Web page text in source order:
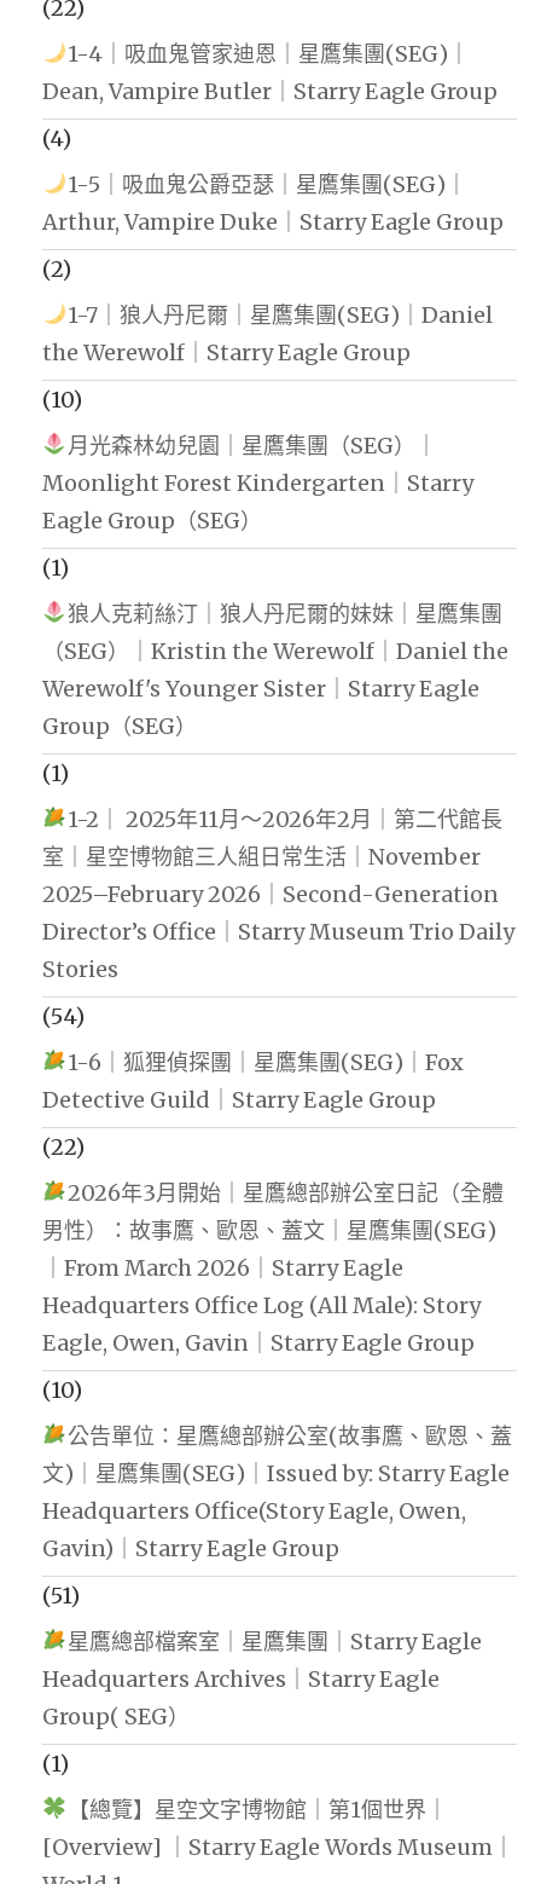
(22)
1-4｜吸血鬼管家迪恩｜星鷹集團(SEG)｜
Dean, Vampire Butler｜Starry Eagle Group
(4)
1-5｜吸血鬼公爵亞瑟｜星鷹集團(SEG)｜
Arthur, Vampire Duke｜Starry Eagle Group
(2)
1-7｜狼人丹尼爾｜星鷹集團(SEG)｜Daniel
the Werewolf｜Starry Eagle Group
(10)
月光森林幼兒園｜星鷹集團（SEG）｜
Moonlight Forest Kindergarten｜Starry
Eagle Group（SEG）
(1)
狼人克莉絲汀｜狼人丹尼爾的妹妹｜星鷹集團
（SEG）｜Kristin the Werewolf｜Daniel the
Werewolf's Younger Sister｜Starry Eagle
Group（SEG）
(1)
1-2｜ 2025年11月～2026年2月｜第二代館長
室｜星空博物館三人組日常生活｜November
2025–February 2026｜Second-Generation
Director’s Office｜Starry Museum Trio Daily
Stories
(54)
1-6｜狐狸偵探團｜星鷹集團(SEG)｜Fox
Detective Guild｜Starry Eagle Group
(22)
2026年3月開始｜星鷹總部辦公室日記（全體
男性）：故事鷹、歐恩、蓋文｜星鷹集團(SEG)
｜From March 2026｜Starry Eagle
Headquarters Office Log (All Male): Story
Eagle, Owen, Gavin｜Starry Eagle Group
(10)
公告單位：星鷹總部辦公室(故事鷹、歐恩、蓋
文)｜星鷹集團(SEG)｜Issued by: Starry Eagle
Headquarters Office(Story Eagle, Owen,
Gavin)｜Starry Eagle Group
(51)
星鷹總部檔案室｜星鷹集團｜Starry Eagle
Headquarters Archives｜Starry Eagle
Group( SEG）
(1)
【總覽】星空文字博物館｜第1個世界｜
[Overview] ｜Starry Eagle Words Museum｜